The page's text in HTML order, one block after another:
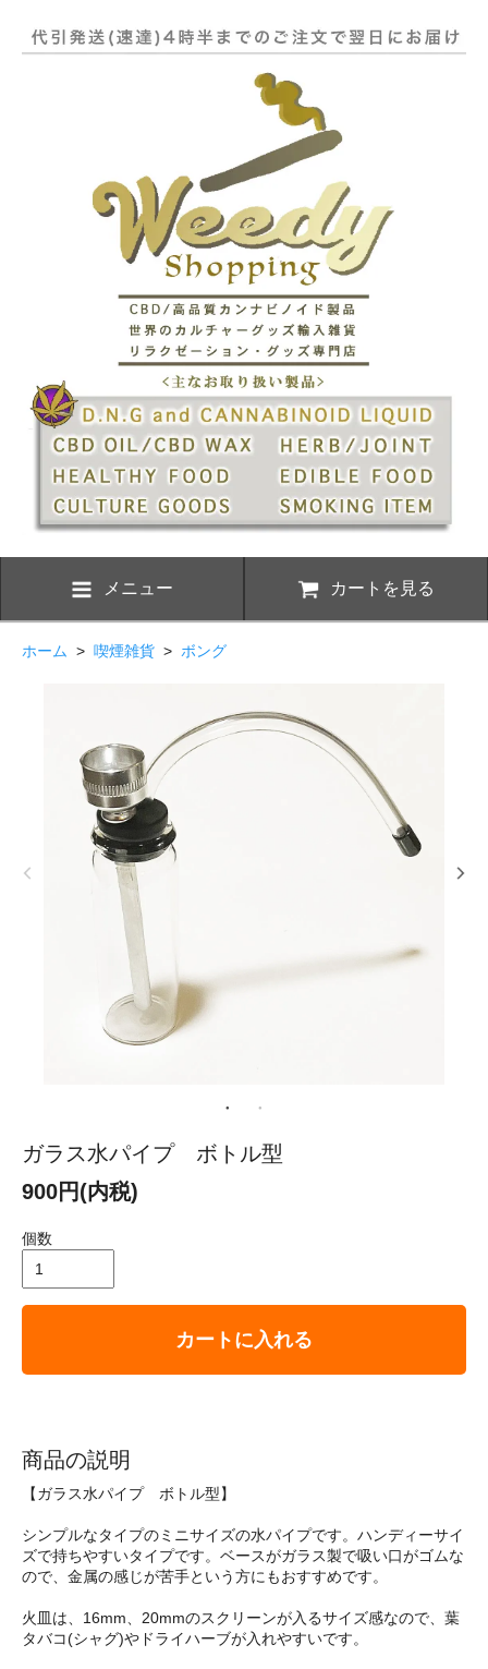
メニュー カートを見る
ホーム > 喫煙雑貨 > ボング
ガラス水パイプ ボトル型
900円(内税)
個数
カートに入れる
商品の説明
【ガラス水パイプ ボトル型】
シンプルなタイプのミニサイズの水パイプです。ハンディーサイ
ズで持ちやすいタイプです。ベースがガラス製で吸い口がゴムな
ので、金属の感じが苦手という方にもおすすめです。
火皿は、16mm、20mmのスクリーンが入るサイズ感なので、葉
タバコ(シャグ)やドライハーブが入れやすいです。